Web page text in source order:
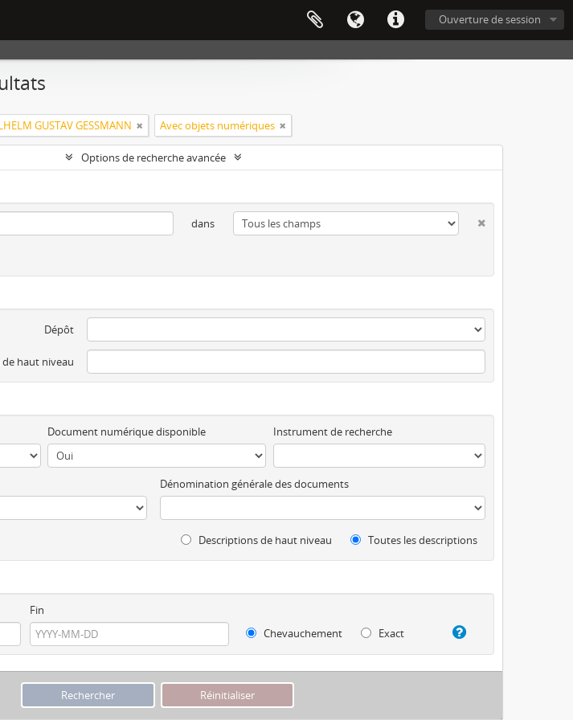
Ouverture de session
GUSTAV GESSMANN Avec objets numériques
Options de recherche avancée
dans
Dépôt
haut niveau
Document numérique disponible Instrument de recherche
Dénomination générale des documents
Descriptions de haut niveau Toutes les descriptions
Fin
Chevauchement
Exact